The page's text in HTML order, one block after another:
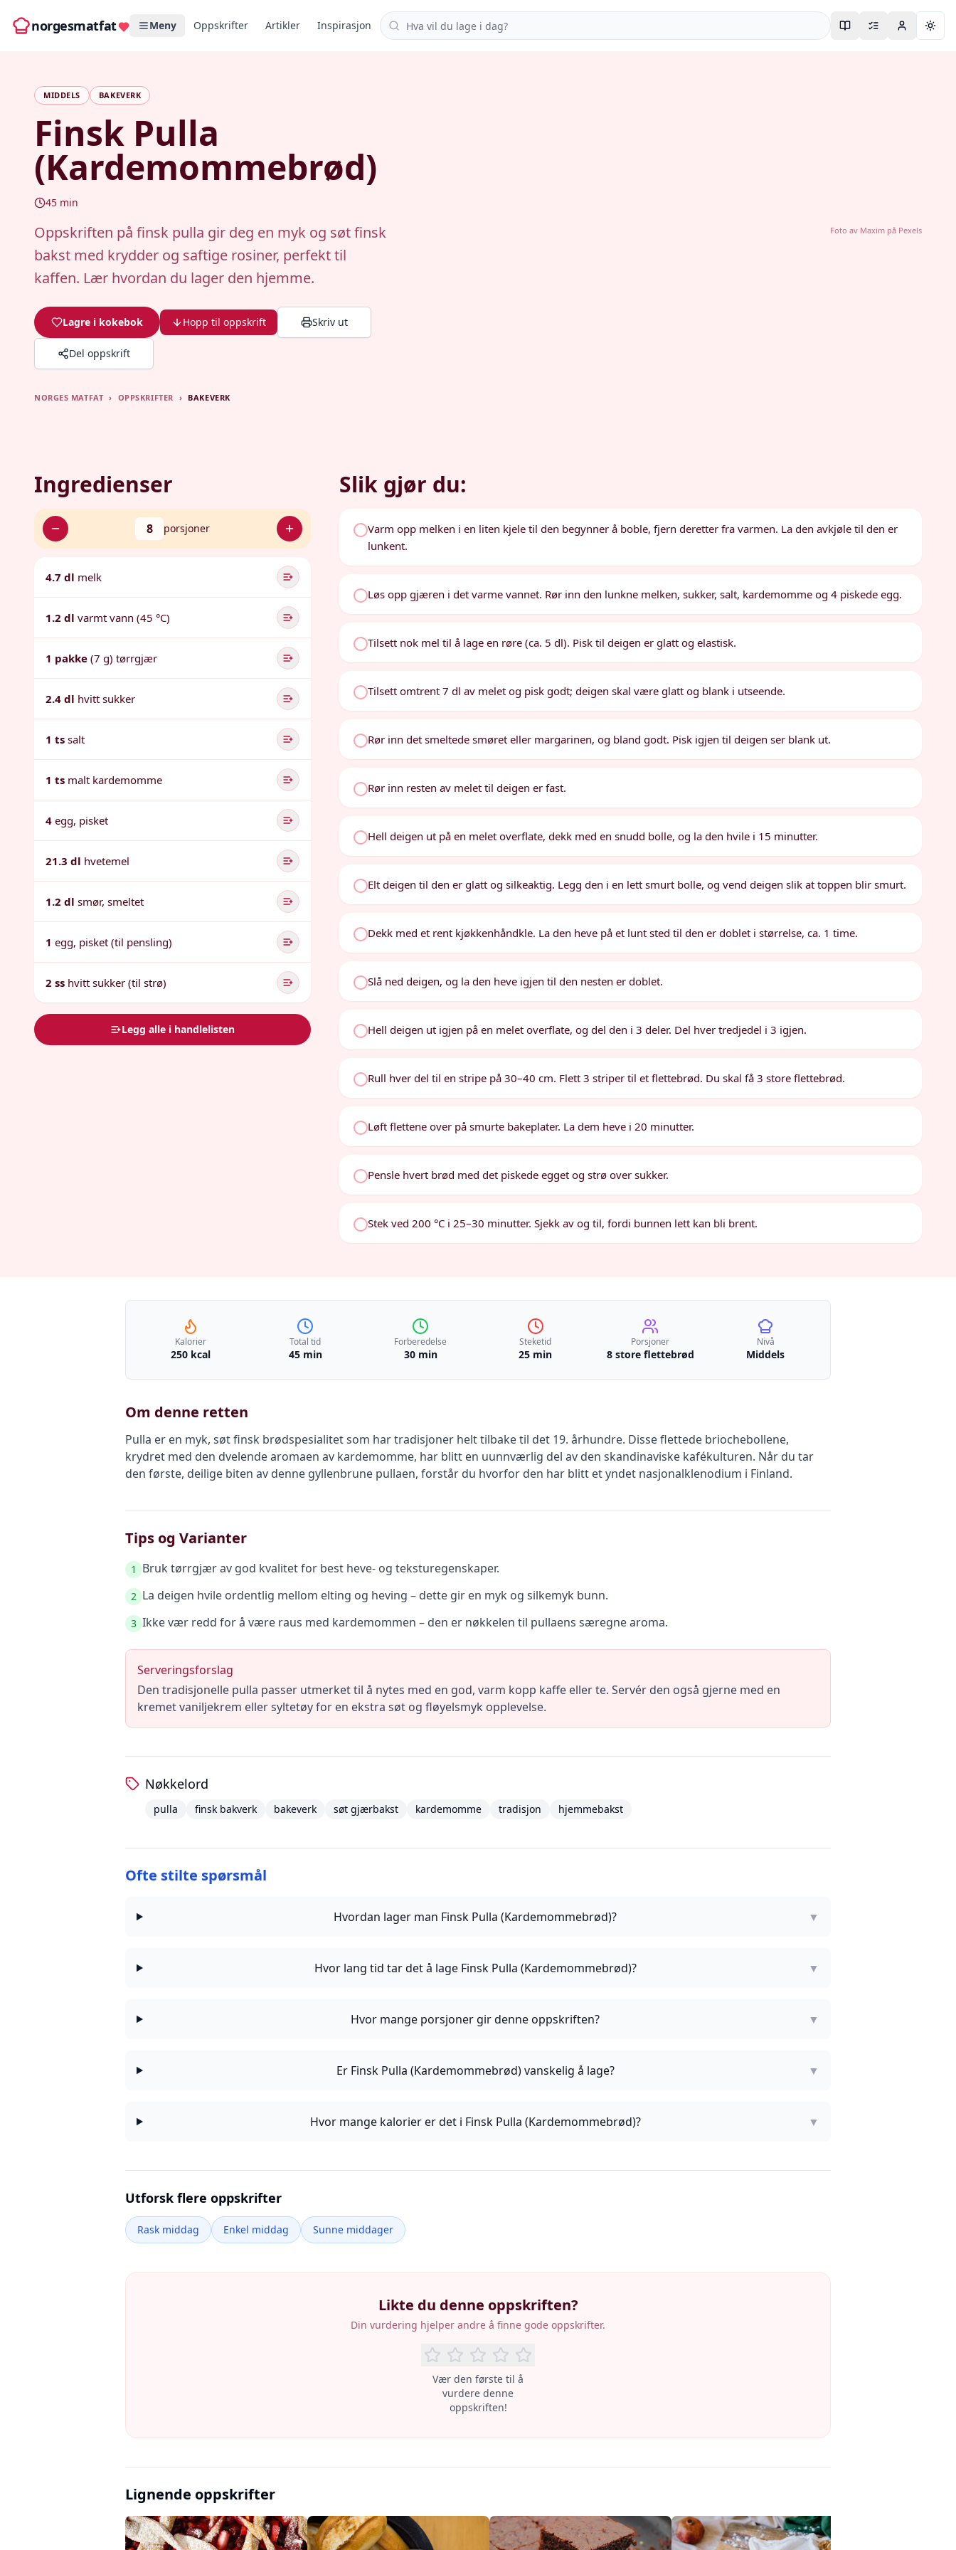
norgesmatfat Meny Oppskrifter Artikler Inspirasjon Søk i oppskrifter
MIDDELS BAKEVERK
Finsk Pulla
(Kardemommebrød)
45 min
Oppskriften på finsk pulla gir deg en myk og søt finsk
bakst med krydder og saftige rosiner, perfekt til
kaffen. Lær hvordan du lager den hjemme.
Lagre i kokebok Hopp til oppskrift Skriv ut
Del oppskrift
Foto av Maximpå Pexels
NORGES MATFAT › OPPSKRIFTER › BAKEVERK
Ingredienser
8 porsjoner
4.7 dl melk
1.2 dl varmt vann (45 °C)
1 pakke (7 g) tørrgjær
2.4 dl hvitt sukker
1 ts salt
1 ts malt kardemomme
4 egg, pisket
21.3 dl hvetemel
1.2 dl smør, smeltet
1 egg, pisket (til pensling)
2 ss hvitt sukker (til strø)
Legg alle i handlelisten
Slik gjør du:
Varm opp melken i en liten kjele til den begynner å boble, fjern deretter fra varmen. La den avkjøle til den er
lunkent.
Løs opp gjæren i det varme vannet. Rør inn den lunkne melken, sukker, salt, kardemomme og 4 piskede egg.
Tilsett nok mel til å lage en røre (ca. 5 dl). Pisk til deigen er glatt og elastisk.
Tilsett omtrent 7 dl av melet og pisk godt; deigen skal være glatt og blank i utseende.
Rør inn det smeltede smøret eller margarinen, og bland godt. Pisk igjen til deigen ser blank ut.
Rør inn resten av melet til deigen er fast.
Hell deigen ut på en melet overflate, dekk med en snudd bolle, og la den hvile i 15 minutter.
Elt deigen til den er glatt og silkeaktig. Legg den i en lett smurt bolle, og vend deigen slik at toppen blir smurt.
Dekk med et rent kjøkkenhåndkle. La den heve på et lunt sted til den er doblet i størrelse, ca. 1 time.
Slå ned deigen, og la den heve igjen til den nesten er doblet.
Hell deigen ut igjen på en melet overflate, og del den i 3 deler. Del hver tredjedel i 3 igjen.
Rull hver del til en stripe på 30–40 cm. Flett 3 striper til et flettebrød. Du skal få 3 store flettebrød.
Løft flettene over på smurte bakeplater. La dem heve i 20 minutter.
Pensle hvert brød med det piskede egget og strø over sukker.
Stek ved 200 °C i 25–30 minutter. Sjekk av og til, fordi bunnen lett kan bli brent.
Kalorier
250 kcal
Total tid
45 min
Forberedelse
30 min
Steketid
25 min
Porsjoner
8 store flettebrød
Nivå
Middels
Om denne retten
Pulla er en myk, søt finsk brødspesialitet som har tradisjoner helt tilbake til det 19. århundre. Disse flettede briochebollene,
krydret med den dvelende aromaen av kardemomme, har blitt en uunnværlig del av den skandinaviske kafékulturen. Når du tar
den første, deilige biten av denne gyllenbrune pullaen, forstår du hvorfor den har blitt et yndet nasjonalklenodium i Finland.
Tips og Varianter
1 Bruk tørrgjær av god kvalitet for best heve- og teksturegenskaper.
2 La deigen hvile ordentlig mellom elting og heving – dette gir en myk og silkemyk bunn.
3 Ikke vær redd for å være raus med kardemommen – den er nøkkelen til pullaens særegne aroma.
Serveringsforslag
Den tradisjonelle pulla passer utmerket til å nytes med en god, varm kopp kaffe eller te. Servér den også gjerne med en
kremet vaniljekrem eller syltetøy for en ekstra søt og fløyelsmyk opplevelse.
Nøkkelord
pulla finsk bakverk bakeverk søt gjærbakst kardemomme tradisjon hjemmebakst
Ofte stilte spørsmål
Hvordan lager man Finsk Pulla (Kardemommebrød)? ▼
Hvor lang tid tar det å lage Finsk Pulla (Kardemommebrød)? ▼
Hvor mange porsjoner gir denne oppskriften? ▼
Er Finsk Pulla (Kardemommebrød) vanskelig å lage? ▼
Hvor mange kalorier er det i Finsk Pulla (Kardemommebrød)? ▼
Utforsk flere oppskrifter
Rask middag Enkel middag Sunne middager
Likte du denne oppskriften?
Din vurdering hjelper andre å finne gode oppskrifter.
Vær den første til å
vurdere denne
oppskriften!
Lignende oppskrifter